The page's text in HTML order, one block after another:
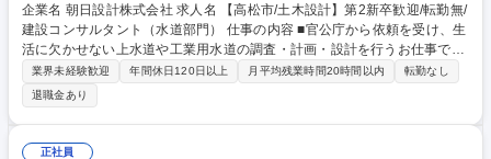
企業名 朝日設計株式会社 求人名 【高松市/土木設計】第2新卒歓迎/転勤無/
建設コンサルタント（水道部門） 仕事の内容 ■官公庁から依頼を受け、生
活に欠かせない上水道や工業用水道の調査・計画・設計を行うお仕事で
す。学校で学んだ基礎知識を活かしながら、浄水場や配水管などを安全に
作るための図面作成や構造計算を担当します。 ■具体的には、配管設計
（開削工法・推進工法・水管橋など）や、浄水場等の土木構造物設計（R
C・PC・SUS）を行います。また、施設の耐震診断や各種構造計算といっ
た土木系の技術業務全般に携わっていただきます。さらに、水道事業体で
業界未経験歓迎 年間休日120日以上 月平均残業時間20時間以内
転勤なし
退職金あり
正社員